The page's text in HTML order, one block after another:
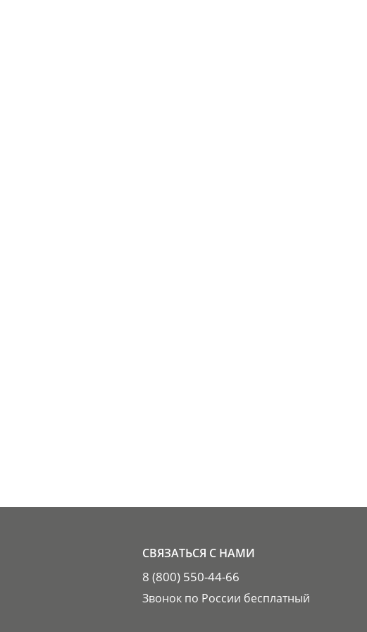
СВЯЗАТЬСЯ С НАМИ
8 (800) 550-44-66
Звонок по России бесплатный